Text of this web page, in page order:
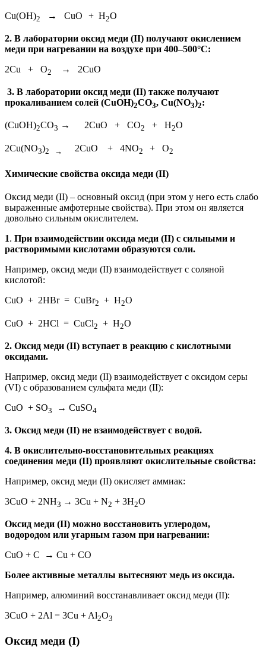
Cu(OH)2 → CuO + H2O
2. В лаборатории оксид меди (II) получают окислением
меди при нагревании на воздухе при 400–500°С:
2Cu + O2 → 2CuO
3. В лаборатории оксид меди (II) также получают
прокаливанием солей (CuOH)2CO3, Cu(NO3)2:
(CuOH)2CO3 → 2CuO + CO2 + H2O
2Cu(NO3)2 → 2CuO + 4NO2 + O2
Химические свойства оксида меди (II)
Оксид меди (II) – основный оксид (при этом у него есть слабо
выраженные амфотерные свойства). При этом он является
довольно сильным окислителем.
1. При взаимодействии оксида меди (II) с сильными и
растворимыми кислотами образуются соли.
Например, оксид меди (II) взаимодействует с соляной
кислотой:
СuO + 2HBr = CuBr2 + H2O
CuO + 2HCl = CuCl2 + H2O
2. Оксид меди (II) вступает в реакцию с кислотными
оксидами.
Например, оксид меди (II) взаимодействует с оксидом серы
(VI) с образованием сульфата меди (II):
CuO + SO3 → CuSO4
3. Оксид меди (II) не взаимодействует с водой.
4. В окислительно-восстановительных реакциях
соединения меди (II) проявляют окислительные свойства:
Например, оксид меди (II) окисляет аммиак:
3CuO + 2NH3 → 3Cu + N2 + 3H2O
Оксид меди (II) можно восстановить углеродом,
водородом или угарным газом при нагревании:
СuO + C → Cu + CO
Более активные металлы вытесняют медь из оксида.
Например, алюминий восстанавливает оксид меди (II):
3CuO + 2Al = 3Cu + Al2O3
Оксид меди (I)